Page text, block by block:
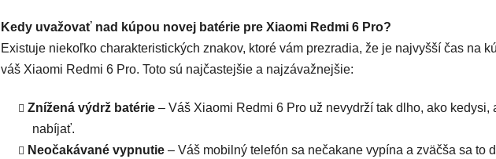
Kedy uvažovať nad kúpou novej batérie pre Xiaomi Redmi 6 Pro?
Existuje niekoľko charakteristických znakov, ktoré vám prezradia, že je najvyšší čas na
váš Xiaomi Redmi 6 Pro. Toto sú najčastejšie a najzávažnejšie:
Znížená výdrž batérie – Váš Xiaomi Redmi 6 Pro už nevydrží tak dlho, ako kedysi,
nabíjať.
Neočakávané vypnutie – Váš mobilný telefón sa nečakane vypína a zväčša sa to